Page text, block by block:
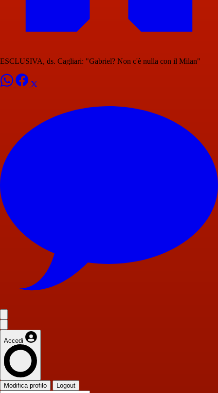
ESCLUSIVA, ds. Cagliari: "Gabriel? Non c'è nulla con il Milan"
Accedi
Modifica profilo Logout